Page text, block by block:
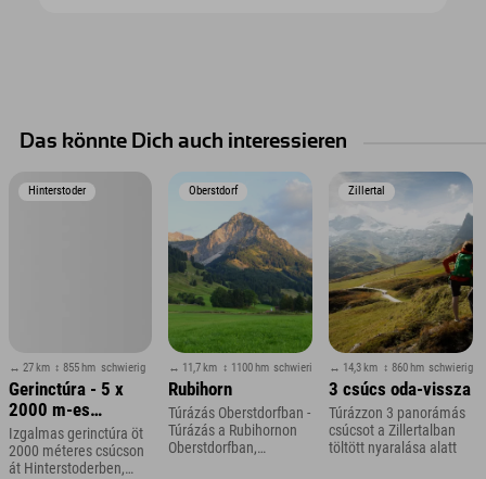
Das könnte Dich auch interessieren
Hinterstoder
↔ 27 km ↕ 855 hm schwierig
Gerinctúra - 5 x
2000 m-es
csúcsok
Izgalmas gerinctúra öt
2000 méteres csúcson
át Hinterstoderben,
Oberstdorf
↔ 11,7 km ↕ 1100 hm schwierig
Rubihorn
Túrázás Oberstdorfban -
Túrázás a Rubihornon
Oberstdorfban,
Zillertal
↔ 14,3 km ↕ 860 hm schwierig
3 csúcs oda-vissza
Túrázzon 3 panorámás
csúcsot a Zillertalban
töltött nyaralása alatt